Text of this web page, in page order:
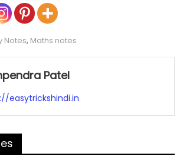
Notes, Maths notes
Patel
easytrickshindi.in